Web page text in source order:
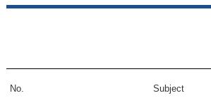
No. Subject